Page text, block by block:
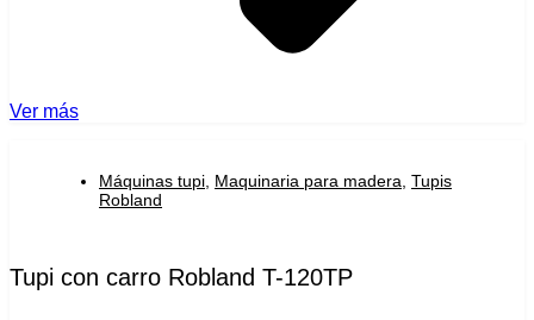
Ver más
Máquinas tupi Maquinaria para madera Tupis
Robland
Tupi con carro Robland T-120TP